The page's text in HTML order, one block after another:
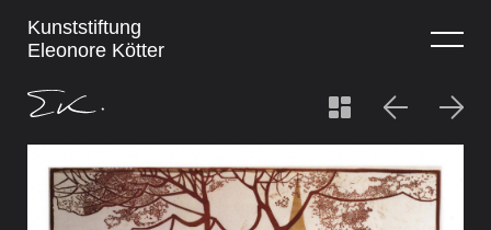
Kunststiftung
Eleonore Kötter